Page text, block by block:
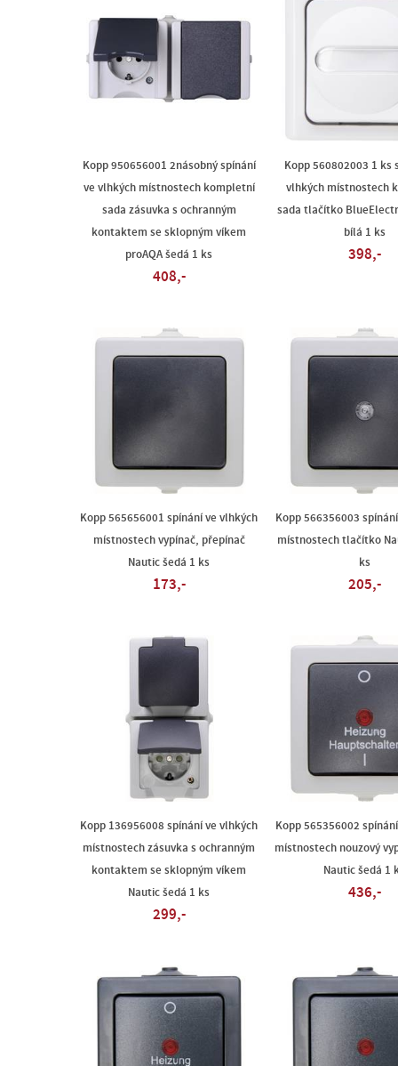
Kopp 950656001 2násobný spínání
ve vlhkých místnostech kompletní
sada zásuvka s ochranným
kontaktem se sklopným víkem
proAQA šedá 1 ks
408,-
Kopp 560802003 1 ks
vlhkých místnostech
sada tlačítko
bílá 1 ks
398,-
Kopp 565656001 spínání ve vlhkých
místnostech vypínač, přepínač
Nautic šedá 1 ks
173,-
Kopp 566356003
místnostech tlačítko
ks
205,-
Kopp 136956008 spínání ve vlhkých
místnostech zásuvka s ochranným
kontaktem se sklopným víkem
Nautic šedá 1 ks
299,-
Kopp 565356002
místnostech nouzový
Nautic šedá 1
436,-